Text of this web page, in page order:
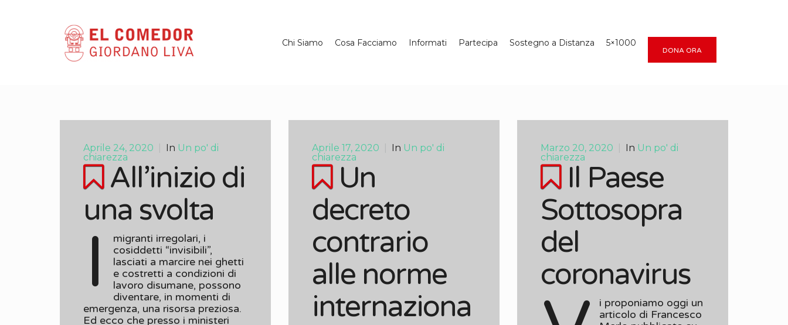
Chi Siamo Cosa Facciamo Informati Partecipa Sostegno a Distanza 5×1000
DONA ORA
Aprile 24, 2020 In Un po' di
chiarezza
All’inizio di
una svolta
I
migranti irregolari, i
cosiddetti “invisibili”,
lasciati a marcire nei ghetti
e costretti a condizioni di
lavoro disumane, possono
diventare, in momenti di
emergenza, una risorsa preziosa.
Ed ecco che presso i ministeri
Aprile 17, 2020 In Un po' di
chiarezza
Un
decreto
contrario
alle norme
internaziona
Marzo 20, 2020 In Un po' di
chiarezza
Il Paese
Sottosopra
del
coronavirus
i proponiamo oggi un
articolo di Francesco